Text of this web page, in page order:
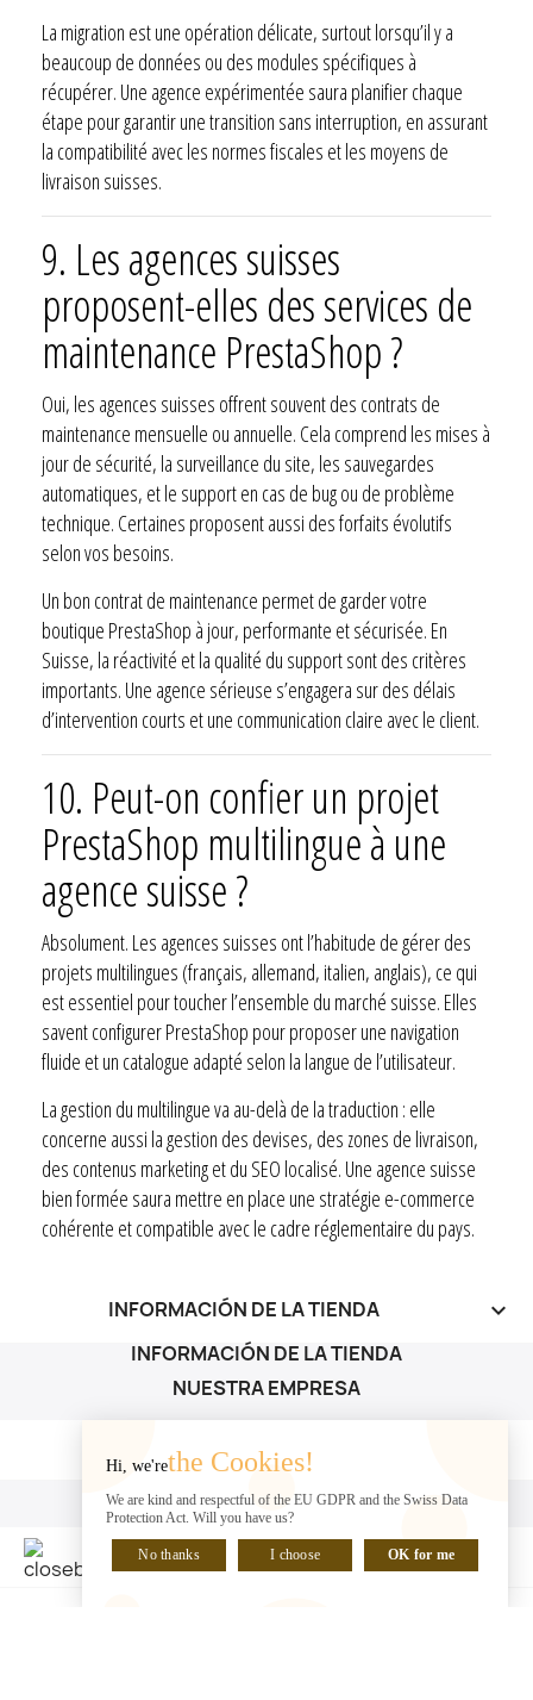
La migration est une opération délicate, surtout lorsqu’il y a
beaucoup de données ou des modules spécifiques à
récupérer. Une agence expérimentée saura planifier chaque
étape pour garantir une transition sans interruption, en assurant
la compatibilité avec les normes fiscales et les moyens de
livraison suisses.
9. Les agences suisses
proposent-elles des services de
maintenance PrestaShop ?
Oui, les agences suisses offrent souvent des contrats de
maintenance mensuelle ou annuelle. Cela comprend les mises à
jour de sécurité, la surveillance du site, les sauvegardes
automatiques, et le support en cas de bug ou de problème
technique. Certaines proposent aussi des forfaits évolutifs
selon vos besoins.
Un bon contrat de maintenance permet de garder votre
boutique PrestaShop à jour, performante et sécurisée. En
Suisse, la réactivité et la qualité du support sont des critères
importants. Une agence sérieuse s’engagera sur des délais
d’intervention courts et une communication claire avec le client.
10. Peut-on confier un projet
PrestaShop multilingue à une
agence suisse ?
Absolument. Les agences suisses ont l’habitude de gérer des
projets multilingues (français, allemand, italien, anglais), ce qui
est essentiel pour toucher l’ensemble du marché suisse. Elles
savent configurer PrestaShop pour proposer une navigation
fluide et un catalogue adapté selon la langue de l’utilisateur.
La gestion du multilingue va au-delà de la traduction : elle
concerne aussi la gestion des devises, des zones de livraison,
des contenus marketing et du SEO localisé. Une agence suisse
bien formée saura mettre en place une stratégie e-commerce
cohérente et compatible avec le cadre réglementaire du pays.
INFORMACIÓN DE LA TIENDA keyboard_arrow_down
INFORMACIÓN DE LA TIENDA
NUESTRA EMPRESA
NUESTRA EMPRESA
SU CUENTA
SU CUENTA
Hi, we'rethe Cookies!
We are kind and respectful of the EU GDPR and the Swiss Data
Protection Act. Will you have us?
No thanks I choose OK for me
HABLA CON NOSOTROS